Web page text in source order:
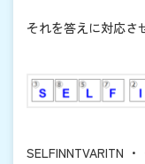
それを答えに対応さ
SELFINNTVARITN